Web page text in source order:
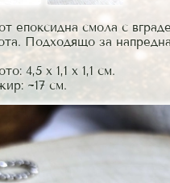
епоксидна смола с
Подходящо за
4,5 х 1,1 х 1,1 см.
~17 см.